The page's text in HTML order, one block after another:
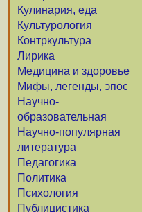
Кулинария, еда
Культурология
Контркультура
Лирика
Медицина и здоровье
Мифы, легенды, эпос
Научно-
образовательная
Научно-популярная
литература
Педагогика
Политика
Психология
Публицистика